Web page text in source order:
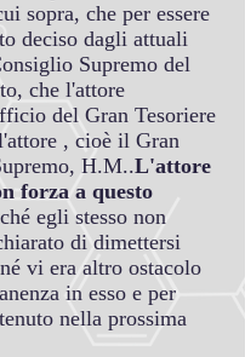
sopra, che per essere
deciso dagli attuali
Supremo del
che l'attore
del Gran Tesoriere
, cioè il Gran
H.M..L'attore
forza a questo
egli stesso non
di dimettersi
vi era altro ostacolo
in esso e per
nella prossima